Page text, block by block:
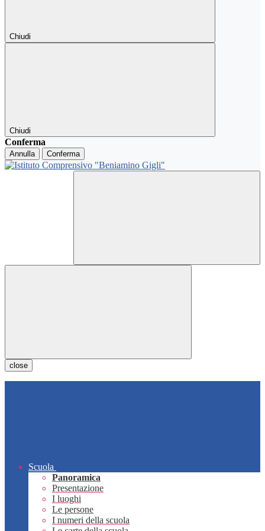
Chiudi
Chiudi
Conferma
Annulla Conferma
close
Scuola
Panoramica
Presentazione
I luoghi
Le persone
I numeri della scuola